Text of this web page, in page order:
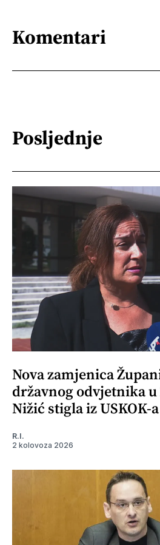
Komentari
Posljednje
Nova zamjenica
državnog odvjetnika u
Nižić stigla iz USKOK-a
R.I.
2 kolovoza 2026